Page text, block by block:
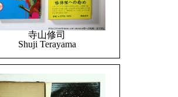
寺山修司
Shuji Terayama